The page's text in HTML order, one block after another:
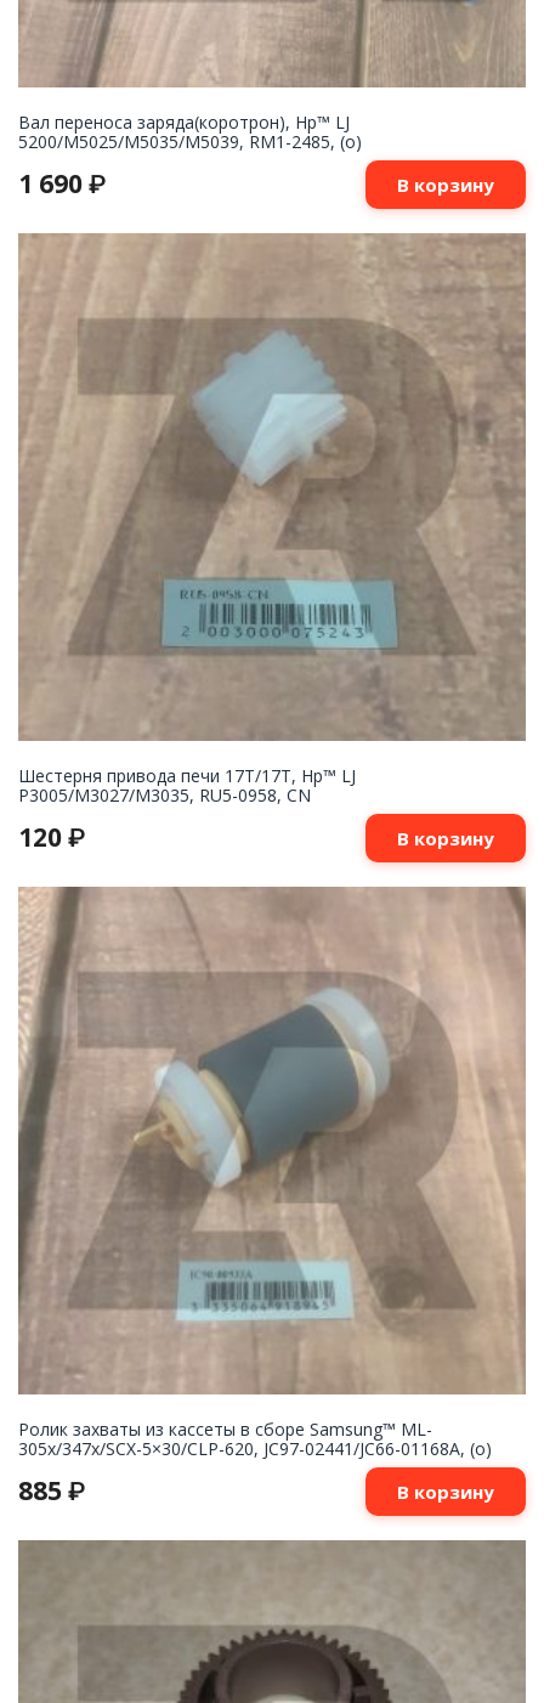
Вал переноса заряда(коротрон), Hp™ LJ
5200/M5025/M5035/M5039, RM1-2485, (о)
1 690 ₽ В корзину
Шестерня привода печи 17T/17T, Hp™ LJ
P3005/M3027/M3035, RU5-0958, CN
120 ₽ В корзину
Ролик захваты из кассеты в сборе Samsung™ ML-
305x/347x/SCX-5×30/CLP-620, JC97-02441/JC66-01168A, (o)
885 ₽ В корзину